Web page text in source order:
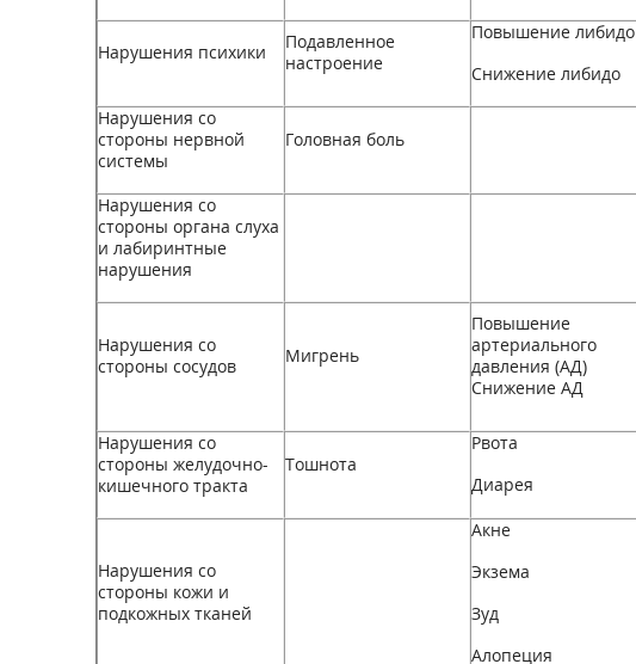
Нарушения психики
Подавленное
настроение
Повышение либидо
Снижение либидо
Нарушения со
стороны нервной
системы
Головная боль
Нарушения со
стороны органа слуха
и лабиринтные
нарушения
Нарушения со
стороны сосудов
Мигрень
Повышение
артериального
давления (АД)
Снижение АД
Нарушения со
стороны желудочно-
кишечного тракта
Тошнота
Рвота
Диарея
Нарушения со
стороны кожи и
подкожных тканей
Акне
Экзема
Зуд
Алопеция